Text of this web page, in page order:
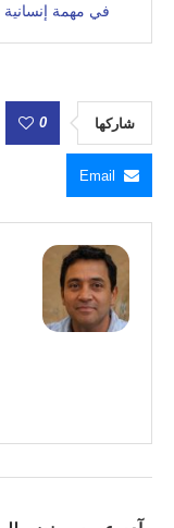
في مهمة إنسانية
شاركها 0
Email